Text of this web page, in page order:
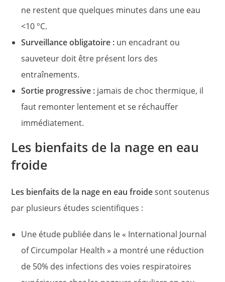
ne restent que quelques minutes dans une eau
<10 °C.
Surveillance obligatoire : un encadrant ou
sauveteur doit être présent lors des
entraînements.
Sortie progressive : jamais de choc thermique, il
faut remonter lentement et se réchauffer
immédiatement.
Les bienfaits de la nage en eau
froide
Les bienfaits de la nage en eau froidesont soutenus
par plusieurs études scientifiques :
Une étude publiée dans le « International Journal
of Circumpolar Health » a montré une réduction
de 50% des infections des voies respiratoires